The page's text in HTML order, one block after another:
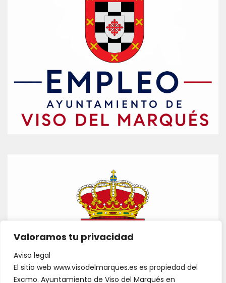
Valoramos tu privacidad
Aviso legal
El sitio web www.visodelmarques.es es propiedad del
Excmo. Ayuntamiento de Viso del Marqués en